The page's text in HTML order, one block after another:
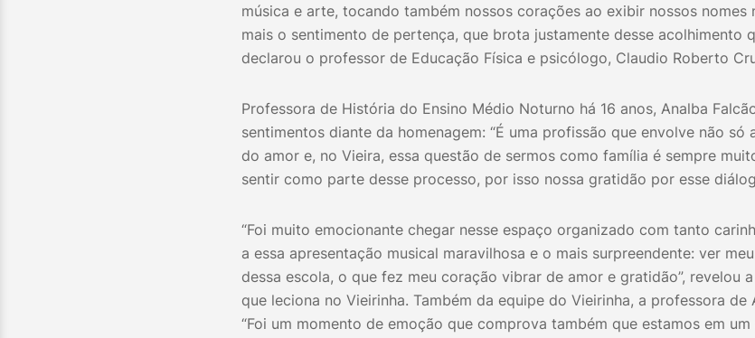
música e arte, tocando também nossos corações ao exibir nossos
mais o sentimento de pertença, que brota justamente desse acolhimento
declarou o professor de Educação Física e psicólogo, Claudio Roberto
Professora de História do Ensino Médio Noturno há 16 anos, Analba
sentimentos diante da homenagem: “É uma profissão que envolve não
do amor e, no Vieira, essa questão de sermos como família é sempre
sentir como parte desse processo, por isso nossa gratidão por esse
“Foi muito emocionante chegar nesse espaço organizado com tanto
a essa apresentação musical maravilhosa e o mais surpreendente: ver
dessa escola, o que fez meu coração vibrar de amor e gratidão”, revelou
que leciona no Vieirinha. Também da equipe do Vieirinha, a professora
“Foi um momento de emoção que comprova também que estamos em